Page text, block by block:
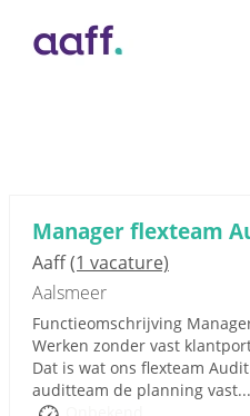
Manager flexteam
Aaff(1 vacature)
Aalsmeer
Functieomschrijving
Werken zonder vast
Dat is wat ons flexteam
auditteam de planning vast...